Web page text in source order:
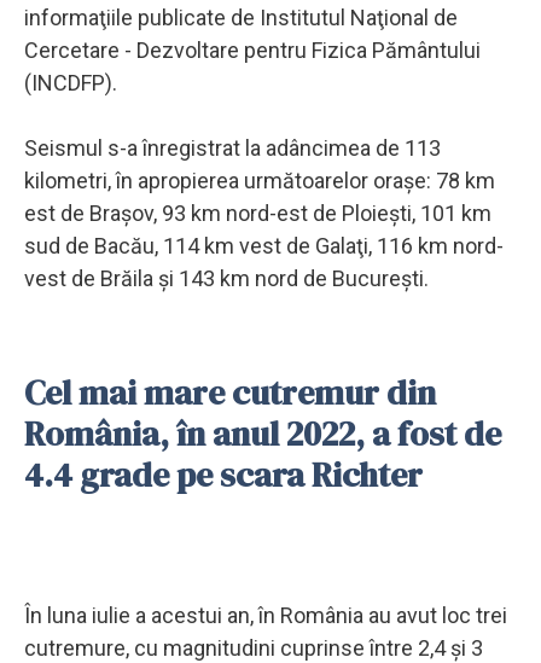
informaţiile publicate de Institutul Naţional de
Cercetare - Dezvoltare pentru Fizica Pământului
(INCDFP).
Seismul s-a înregistrat la adâncimea de 113
kilometri, în apropierea următoarelor oraşe: 78 km
est de Braşov, 93 km nord-est de Ploieşti, 101 km
sud de Bacău, 114 km vest de Galaţi, 116 km nord-
vest de Brăila şi 143 km nord de Bucureşti.
Cel mai mare cutremur din
România, în anul 2022, a fost de
4.4 grade pe scara Richter
În luna iulie a acestui an, în România au avut loc trei
cutremure, cu magnitudini cuprinse între 2,4 şi 3